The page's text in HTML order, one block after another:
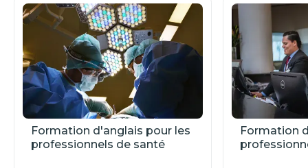
Formation d'anglais pour les
professionnels de santé
Formation